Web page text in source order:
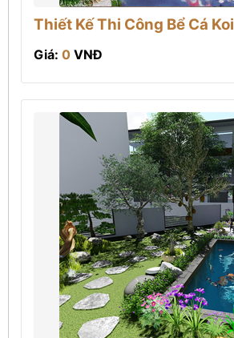
Thiết Kế Thi Công Bể Cá Koi
Giá: 0 VNĐ